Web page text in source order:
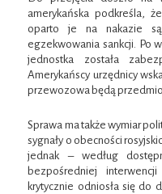
amerykańska podkreśla,
oparto je na nakazie
egzekwowania sankcji. Po
jednostka została
Amerykańscy urzędnicy
przewozowa będą
Sprawa ma także wymiar
sygnały o obecności
jednak – według
bezpośredniej
krytycznie odniosła się do